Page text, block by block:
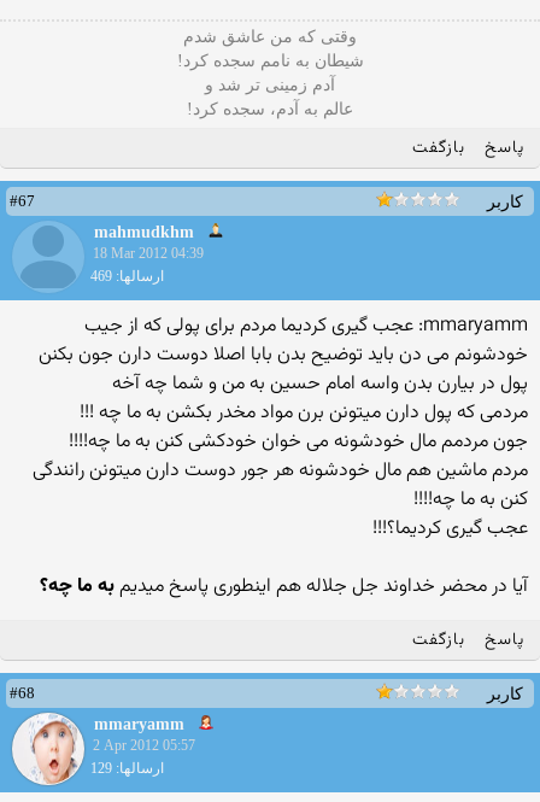
وقتی که من عاشق شدم
شیطان به نامم سجده کرد!
آدم زمینی تر شد و
عالم به آدم، سجده کرد!
پاسخ بازگفت
کاربر
#67
mahmudkhm
18 Mar 2012 04:39
ارسالها: 469
mmaryamm: عجب گیری کردیما مردم برای پولی که از جیب
خودشونم می دن باید توضیح بدن بابا اصلا دوست دارن جون بکنن
پول در بیارن بدن واسه امام حسین به من و شما چه آخه
مردمی که پول دارن میتونن برن مواد مخدر بکشن به ما چه !!!
جون مردمم مال خودشونه می خوان خودکشی کنن به ما چه!!!!
مردم ماشین هم مال خودشونه هر جور دوست دارن میتونن رانندگی
کنن به ما چه!!!!
عجب گیری کردیما؟!!!
آیا در محضر خداوند جل جلاله هم اینطوری پاسخ میدیمبه ما چه؟
پاسخ بازگفت
کاربر
#68
mmaryamm
2 Apr 2012 05:57
ارسالها: 129